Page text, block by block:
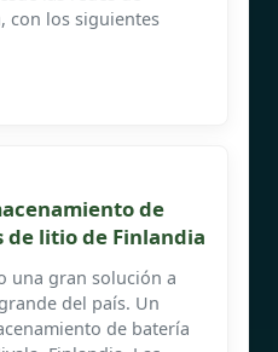
con los siguientes
de
litio de Finlandia
una gran solución a
del país. Un
de batería